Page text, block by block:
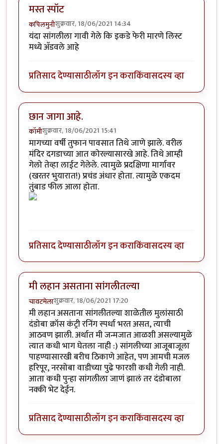
मस्त स्पॉट
कपिलमुनीशुक्रवार, 18/06/2021 14:34
यंदा सांगलीला गावी गेले कि इकडे फेरी मारणे लिस्ट
मध्ये अ‍ॅडवले आहे
प्रतिसाद देण्यासाठीलॉग इन कराकिंवासदस्य व्हा
छान जागा आहे.
कॉमीशुक्रवार, 18/06/2021 15:41
मागच्या वर्षी तुफान पावसात तिथे जाणे झाले. वरील
मंदिर दगडाच्या आत कोरल्यासारखे आहे. तिथे आम्ही
गेलो तेव्हा लाईट गेलेले. त्यामुळे प्रदक्षिणा मार्गावर
(खरतर भुयारात!) प्रचंड अंधार होता. त्यामुळे एकदम
तुंबाड फील आला होता.
प्रतिसाद देण्यासाठीलॉग इन कराकिंवासदस्य व्हा
मी लहान असताना सांगलीतल्या
चावटमेलाशुक्रवार, 18/06/2021 17:20
मी लहान असताना सांगलीतल्या शाळेतील मुलांसाठी
दंडोबा क्रॉस कंट्री रनिंग स्पर्धा भरत असत, त्याची
आठवण झाली. अर्थात मी जन्मजात आळशी असल्यामुळे
त्यात कधी भाग घेतला नाही :) सांगलीच्या आजूबाजूला
पाहण्यासारखी बरीच ठिकाणे आहेत, पण आमची मजल
हरिपूर, नरसोबा वाडीच्या पुढे फारशी कधी गेली नाही.
आता कधी पुन्हा सांगलीला जाणं झालं तर दंडोबाला
नक्की भेट देईन.
प्रतिसाद देण्यासाठीलॉग इन कराकिंवासदस्य व्हा